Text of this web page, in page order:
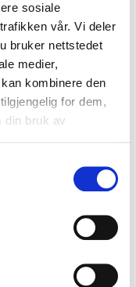
sosiale
vår. Vi deler
bruker nettstedet
medier,
kombinere den
for dem,
din bruk av